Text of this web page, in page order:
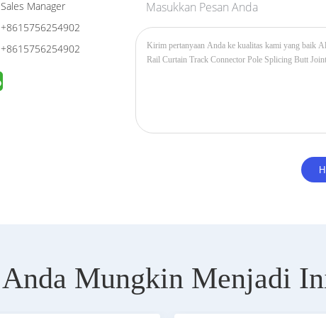
Sales Manager
+8615756254902
+8615756254902
Masukkan Pesan Anda
Anda Mungkin Menjadi